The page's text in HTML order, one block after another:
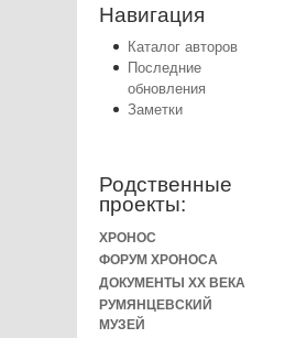
Навигация
Каталог авторов
Последние
обновления
Заметки
Родственные
проекты:
ХРОНОС
ФОРУМ ХРОНОСА
ДОКУМЕНТЫ XX ВЕКА
РУМЯНЦЕВСКИЙ
МУЗЕЙ